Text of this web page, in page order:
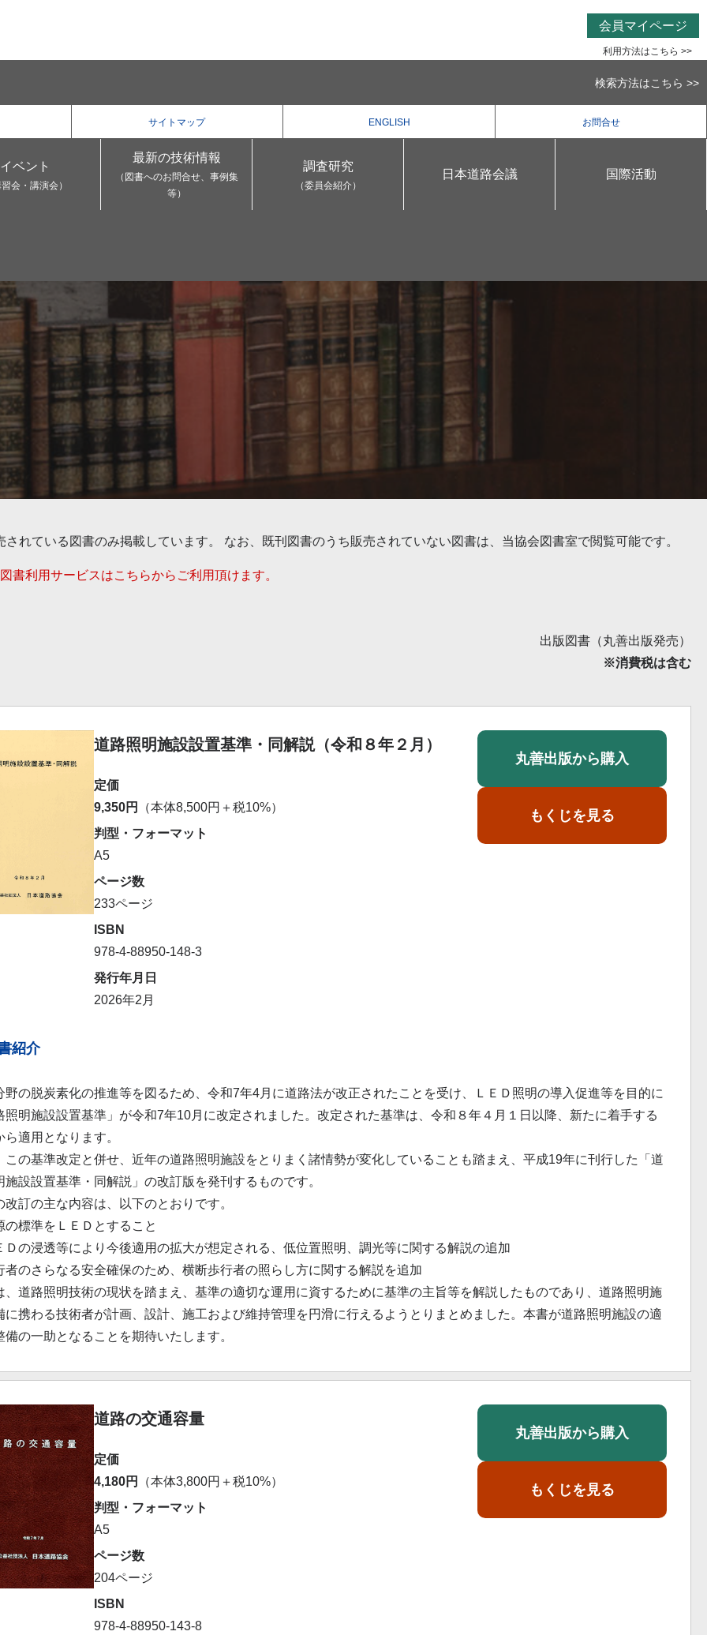
サイトマップ ENGLISH お問合せ
会員マイページ
利用方法はこちら >>
検索方法はこちら >>
イベント
会・講演会）
最新の技術情報
（図書へのお問合せ、事例集
等）
調査研究
（委員会紹介）
日本道路会議 国際活動
されている図書のみ掲載しています。 なお、既刊図書のうち販売されていない図書は、当協会図書室で閲覧可能です。
書利用サービスはこちらからご利用頂けます。
出版図書（丸善出版発売）
※消費税は含む
道路照明施設設置基準・同解説（令和８年２月）
定価
9,350円
（本体8,500円＋税10%）
判型・フォーマット
A5
ページ数
233ページ
ISBN
978-4-88950-148-3
発行年月日
2026年2月
丸善出版から購入
もくじを見る
紹介
野の脱炭素化の推進等を図るため、令和7年4月に道路法が改正されたことを受け、ＬＥＤ照明の導入促進等を目的に
照明施設設置基準」が令和7年10月に改定されました。改定された基準は、令和８年４月１日以降、新たに着手する
ら適用となります。
この基準改定と併せ、近年の道路照明施設をとりまく諸情勢が変化していることも踏まえ、平成19年に刊行した「道
施設設置基準・同解説」の改訂版を発刊するものです。
改訂の主な内容は、以下のとおりです。
の標準をＬＥＤとすること
Ｄの浸透等により今後適用の拡大が想定される、低位置照明、調光等に関する解説の追加
者のさらなる安全確保のため、横断歩行者の照らし方に関する解説を追加
、道路照明技術の現状を踏まえ、基準の適切な運用に資するために基準の主旨等を解説したものであり、道路照明施
に携わる技術者が計画、設計、施工および維持管理を円滑に行えるようとりまとめました。本書が道路照明施設の適
備の一助となることを期待いたします。
道路の交通容量
定価
4,180円
（本体3,800円＋税10%）
判型・フォーマット
A5
ページ数
204ページ
ISBN
978-4-88950-143-8
丸善出版から購入
もくじを見る